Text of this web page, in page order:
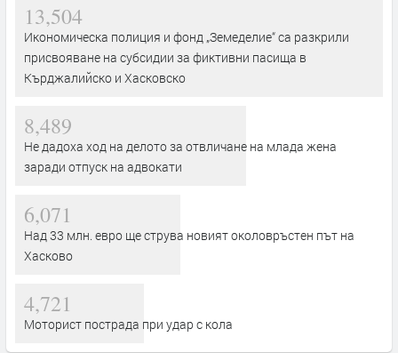
13,504
Икономическа полиция и фонд „Земеделие“ са разкрили
присвояване на субсидии за фиктивни пасища в
Кърджалийско и Хасковско
8,489
Не дадоха ход на делото за отвличане на млада жена
заради отпуск на адвокати
6,071
Над 33 млн. евро ще струва новият околовръстен път на
Хасково
4,721
Моторист пострада при удар с кола